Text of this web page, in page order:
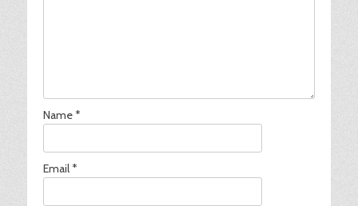
Name*
Email*